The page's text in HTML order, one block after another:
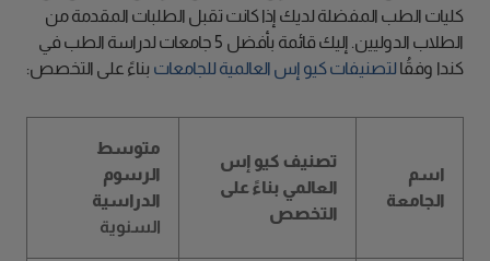
كليات الطب المفضلة لديك إذا كانت تقبل الطلبات المقدمة من
الطلاب الدوليين. إليك قائمة بأفضل 5 جامعات لدراسة الطب في
كندا وفقُا لتصنيفات كيو إس العالمية للجامعات بناءً على التخصص:
اسم
الجامعة
تصنيف كيو إس
العالمي بناءً على
التخصص
متوسط
الرسوم
الدراسية
السنوية